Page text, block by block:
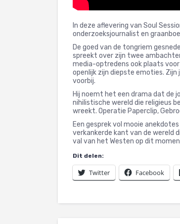
In deze aflevering van Soul
onderzoeksjournalist en
De goed van de tongriem
spreekt over zijn twee
media-optredens ook plaats
openlijk zijn diepste emoties. Zijn
voorbij.
Hij noemt het een drama dat de
nihilistische wereld die religieus
wreekt. Operatie Paperclip,
Een gesprek vol mooie
verkankerde kant van de wereld
val van het Westen op dit
Dit delen:
Twitter Facebook